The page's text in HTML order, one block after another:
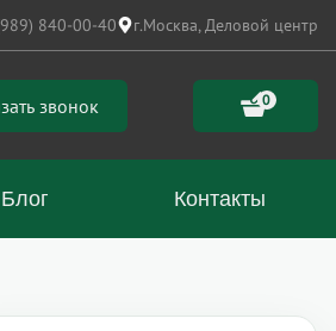
840-00-40 г.Москва, Деловой центр
звонок 0
Блог Контакты